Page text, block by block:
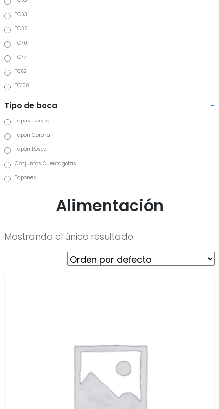
TO63
TO66
TO70
TO77
TO82
TO100
Tipo de boca -
Tapas Twist off
Tapón Corona
Tapón Rosca
Conjuntos Cuentagotas
Tapones
Alimentación
Mostrando el único resultado